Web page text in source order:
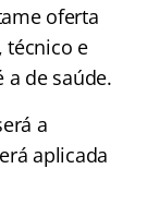
oferta
técnico e
de saúde.
a
aplicada